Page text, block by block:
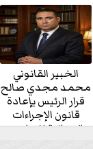
الخبير القانوني
محمد مجدي صالح
قرار الرئيس بإعادة
قانون الإجراءات
الجنائية للنواب...